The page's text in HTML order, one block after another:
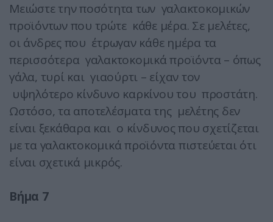
Μειώστε την ποσότητα των γαλακτοκομικών
προϊόντων που τρώτε κάθε μέρα. Σε μελέτες,
οι άνδρες που έτρωγαν κάθε ημέρα τα
περισσότερα γαλακτοκομικά προϊόντα – όπως
γάλα, τυρί και γιαούρτι – είχαν τον
υψηλότερο κίνδυνο καρκίνου του προστάτη.
Ωστόσο, τα αποτελέσματα της μελέτης δεν
είναι ξεκάθαρα και ο κίνδυνος που σχετίζεται
με τα γαλακτοκομικά προϊόντα πιστεύεται ότι
είναι σχετικά μικρός.
Βήμα 7